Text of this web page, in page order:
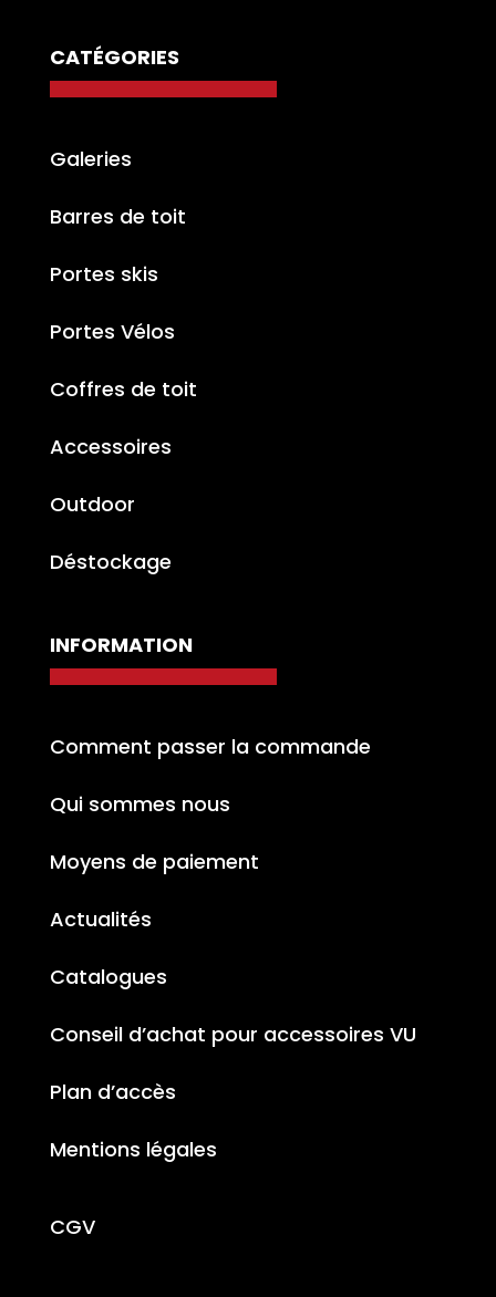
CATÉGORIES
Galeries
Barres de toit
Portes skis
Portes Vélos
Coffres de toit
Accessoires
Outdoor
Déstockage
INFORMATION
Comment passer la commande
Qui sommes nous
Moyens de paiement
Actualités
Catalogues
Conseil d’achat pour accessoires VU
Plan d’accès
Mentions légales
CGV